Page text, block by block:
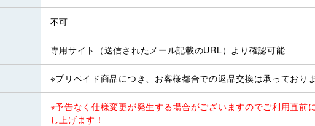
不可
専用サイト（送信されたメール記載のURL）より確認可能
※プリペイド商品につき、お客様都合での返品交換は承っており
※予告なく仕様変更が発生する場合がございますのでご利用直前
し上げます！